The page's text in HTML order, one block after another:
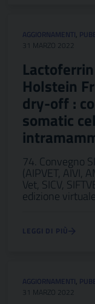
AGGIORNAMENTI,
31 MARZO 2022
Holstein
dry-off :
somatic
74. Convegno
(AIPVET, AIVI,
Vet, SICV,
edizione
LEGGI DI PIÙ
AGGIORNAMENTI,
31 MARZO 2022